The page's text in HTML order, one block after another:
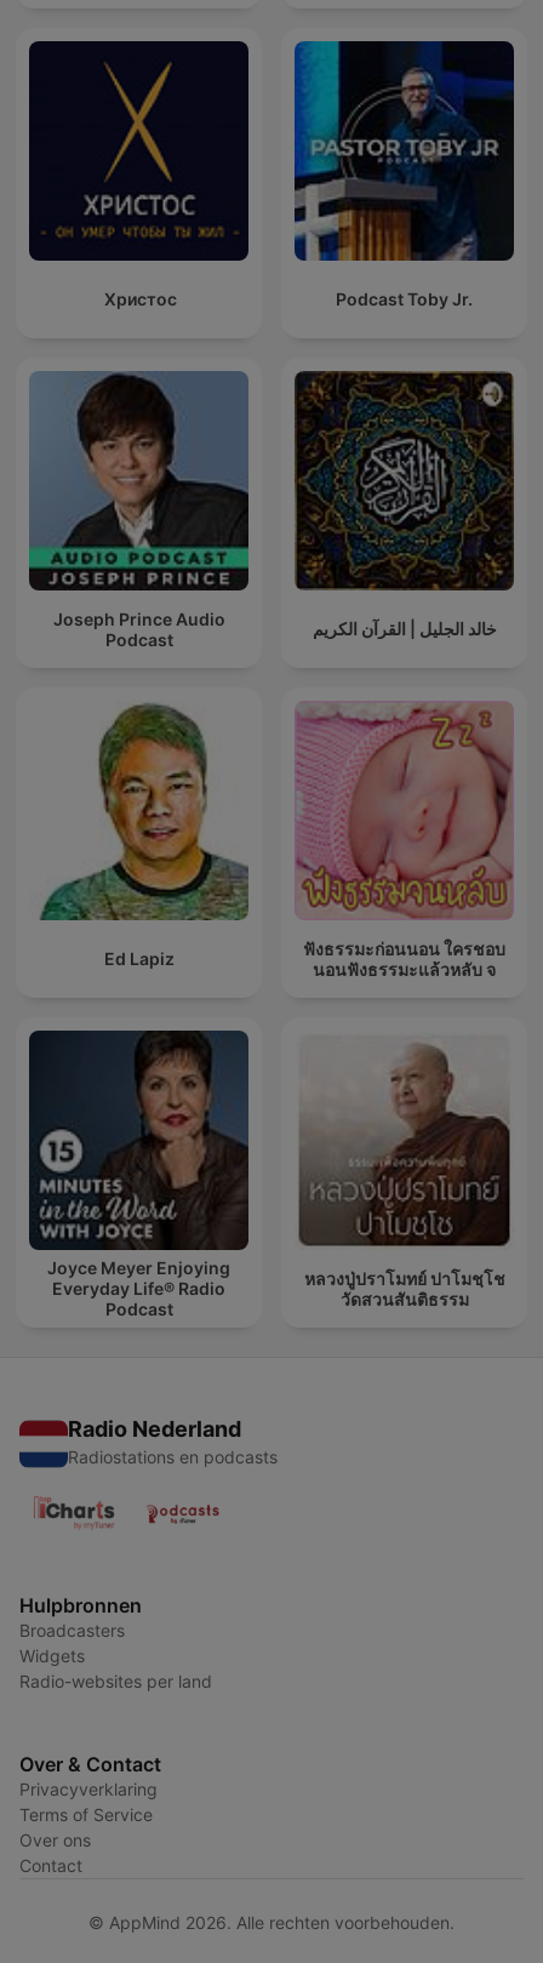
Христос Podcast Toby Jr.
Joseph Prince Audio
Podcast
خالد الجليل | القرآن الكريم
Ed Lapiz
ฟังธรรมะก่อนนอน ใครชอบ
นอนฟังธรรมะแล้วหลับ จ
Joyce Meyer Enjoying
Everyday Life® Radio
Podcast
หลวงปู่ปราโมทย์ ปาโมชฺโช
วัดสวนสันติธรรม
Radio Nederland
Radiostations en podcasts
Hulpbronnen
Broadcasters
Widgets
Radio-websites per land
Over & Contact
Privacyverklaring
Terms of Service
Over ons
Contact
© AppMind 2026. Alle rechten voorbehouden.